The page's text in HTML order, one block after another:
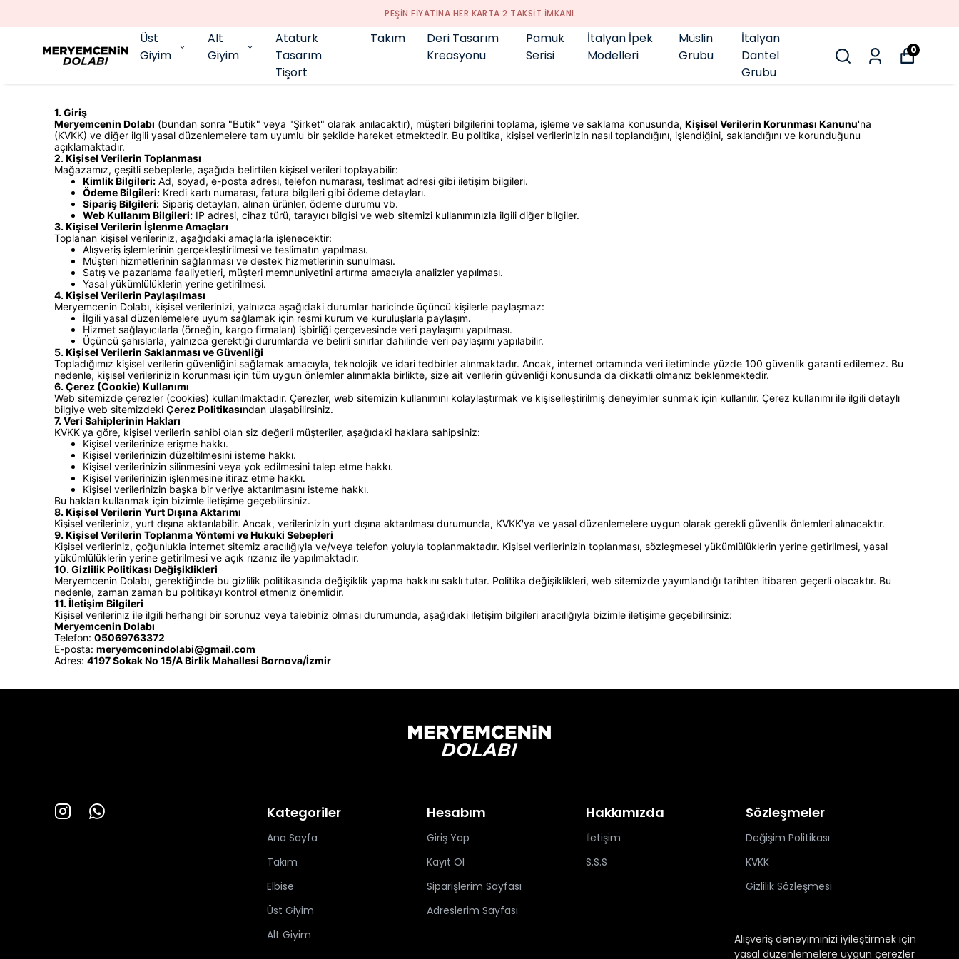
PEŞİN FİYATINA HER KARTA 2 TAKSİT İMKANI
Üst
Giyim
Alt
Giyim
Atatürk
Tasarım
Tişört
Takım
Deri Tasarım
Kreasyonu
Pamuk
Serisi
İtalyan İpek
Modelleri
Müslin
Grubu
İtalyan
Dantel
Grubu
0
Alışveriş deneyiminizi iyileştirmek için
yasal düzenlemelere uygun çerezler
1. Giriş
Meryemcenin Dolabı (bundan sonra "Butik" veya "Şirket" olarak anılacaktır), müşteri bilgilerini toplama, işleme ve saklama konusunda, Kişisel Verilerin Korunması Kanunu'na
(KVKK) ve diğer ilgili yasal düzenlemelere tam uyumlu bir şekilde hareket etmektedir. Bu politika, kişisel verilerinizin nasıl toplandığını, işlendiğini, saklandığını ve korunduğunu
açıklamaktadır.
2. Kişisel Verilerin Toplanması
Mağazamız, çeşitli sebeplerle, aşağıda belirtilen kişisel verileri toplayabilir:
Kimlik Bilgileri: Ad, soyad, e-posta adresi, telefon numarası, teslimat adresi gibi iletişim bilgileri.
Ödeme Bilgileri: Kredi kartı numarası, fatura bilgileri gibi ödeme detayları.
Sipariş Bilgileri: Sipariş detayları, alınan ürünler, ödeme durumu vb.
Web Kullanım Bilgileri: IP adresi, cihaz türü, tarayıcı bilgisi ve web sitemizi kullanımınızla ilgili diğer bilgiler.
3. Kişisel Verilerin İşlenme Amaçları
Toplanan kişisel verileriniz, aşağıdaki amaçlarla işlenecektir:
Alışveriş işlemlerinin gerçekleştirilmesi ve teslimatın yapılması.
Müşteri hizmetlerinin sağlanması ve destek hizmetlerinin sunulması.
Satış ve pazarlama faaliyetleri, müşteri memnuniyetini artırma amacıyla analizler yapılması.
Yasal yükümlülüklerin yerine getirilmesi.
4. Kişisel Verilerin Paylaşılması
Meryemcenin Dolabı, kişisel verilerinizi, yalnızca aşağıdaki durumlar haricinde üçüncü kişilerle paylaşmaz:
İlgili yasal düzenlemelere uyum sağlamak için resmi kurum ve kuruluşlarla paylaşım.
Hizmet sağlayıcılarla (örneğin, kargo firmaları) işbirliği çerçevesinde veri paylaşımı yapılması.
Üçüncü şahıslarla, yalnızca gerektiği durumlarda ve belirli sınırlar dahilinde veri paylaşımı yapılabilir.
5. Kişisel Verilerin Saklanması ve Güvenliği
Topladığımız kişisel verilerin güvenliğini sağlamak amacıyla, teknolojik ve idari tedbirler alınmaktadır. Ancak, internet ortamında veri iletiminde yüzde 100 güvenlik garanti edilemez. Bu
nedenle, kişisel verilerinizin korunması için tüm uygun önlemler alınmakla birlikte, size ait verilerin güvenliği konusunda da dikkatli olmanız beklenmektedir.
6. Çerez (Cookie) Kullanımı
Web sitemizde çerezler (cookies) kullanılmaktadır. Çerezler, web sitemizin kullanımını kolaylaştırmak ve kişiselleştirilmiş deneyimler sunmak için kullanılır. Çerez kullanımı ile ilgili detaylı
bilgiye web sitemizdeki Çerez Politikasından ulaşabilirsiniz.
7. Veri Sahiplerinin Hakları
KVKK'ya göre, kişisel verilerin sahibi olan siz değerli müşteriler, aşağıdaki haklara sahipsiniz:
Kişisel verilerinize erişme hakkı.
Kişisel verilerinizin düzeltilmesini isteme hakkı.
Kişisel verilerinizin silinmesini veya yok edilmesini talep etme hakkı.
Kişisel verilerinizin işlenmesine itiraz etme hakkı.
Kişisel verilerinizin başka bir veriye aktarılmasını isteme hakkı.
Bu hakları kullanmak için bizimle iletişime geçebilirsiniz.
8. Kişisel Verilerin Yurt Dışına Aktarımı
Kişisel verileriniz, yurt dışına aktarılabilir. Ancak, verilerinizin yurt dışına aktarılması durumunda, KVKK'ya ve yasal düzenlemelere uygun olarak gerekli güvenlik önlemleri alınacaktır.
9. Kişisel Verilerin Toplanma Yöntemi ve Hukuki Sebepleri
Kişisel verileriniz, çoğunlukla internet sitemiz aracılığıyla ve/veya telefon yoluyla toplanmaktadır. Kişisel verilerinizin toplanması, sözleşmesel yükümlülüklerin yerine getirilmesi, yasal
yükümlülüklerin yerine getirilmesi ve açık rızanız ile yapılmaktadır.
10. Gizlilik Politikası Değişiklikleri
Meryemcenin Dolabı, gerektiğinde bu gizlilik politikasında değişiklik yapma hakkını saklı tutar. Politika değişiklikleri, web sitemizde yayımlandığı tarihten itibaren geçerli olacaktır. Bu
nedenle, zaman zaman bu politikayı kontrol etmeniz önemlidir.
11. İletişim Bilgileri
Kişisel verileriniz ile ilgili herhangi bir sorunuz veya talebiniz olması durumunda, aşağıdaki iletişim bilgileri aracılığıyla bizimle iletişime geçebilirsiniz:
Meryemcenin Dolabı
Telefon: 05069763372
E-posta: meryemcenindolabi@gmail.com
Adres: 4197 Sokak No 15/A Birlik Mahallesi Bornova/İzmir
Kategoriler
Ana Sayfa
Takım
Elbise
Üst Giyim
Alt Giyim
Hesabım
Giriş Yap
Kayıt Ol
Siparişlerim Sayfası
Adreslerim Sayfası
Hakkımızda
İletişim
S.S.S
Sözleşmeler
Değişim Politikası
KVKK
Gizlilik Sözleşmesi